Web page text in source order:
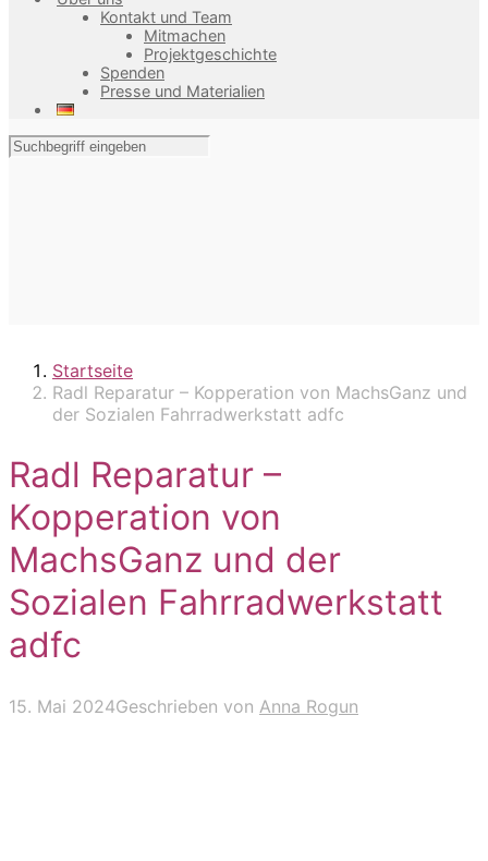
Kontakt und Team
Mitmachen
Projektgeschichte
Spenden
Presse und Materialien
Startseite
Radl Reparatur – Kopperation von MachsGanz und
der Sozialen Fahrradwerkstatt adfc
Radl Reparatur –
Kopperation von
MachsGanz und der
Sozialen Fahrradwerkstatt
adfc
15. Mai 2024Geschrieben von Anna Rogun